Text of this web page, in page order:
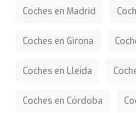
Coches en Madrid
Coches en Girona
Coches en Lleida
Coches en Córdoba